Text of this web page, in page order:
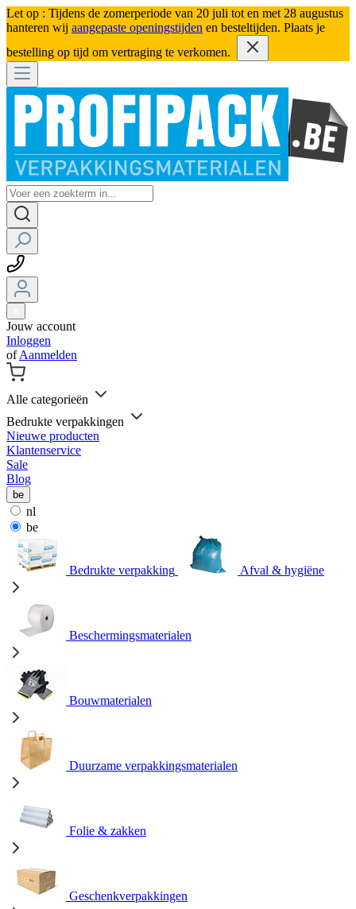
Let op : Tijdens de zomerperiode van 20 juli tot en met 28 augustus
hanteren wij aangepaste openingstijden en besteltijden. Plaats je
bestelling op tijd om vertraging te verkomen.
Jouw account
Inloggen
ofAanmelden
Alle categorieën
Bedrukte verpakkingen
Nieuwe producten
Klantenservice
Sale
Blog
be
nl
be
Bedrukte verpakking Afval & hygiëne
Beschermingsmaterialen
Bouwmaterialen
Duurzame verpakkingsmaterialen
Folie & zakken
Geschenkverpakkingen